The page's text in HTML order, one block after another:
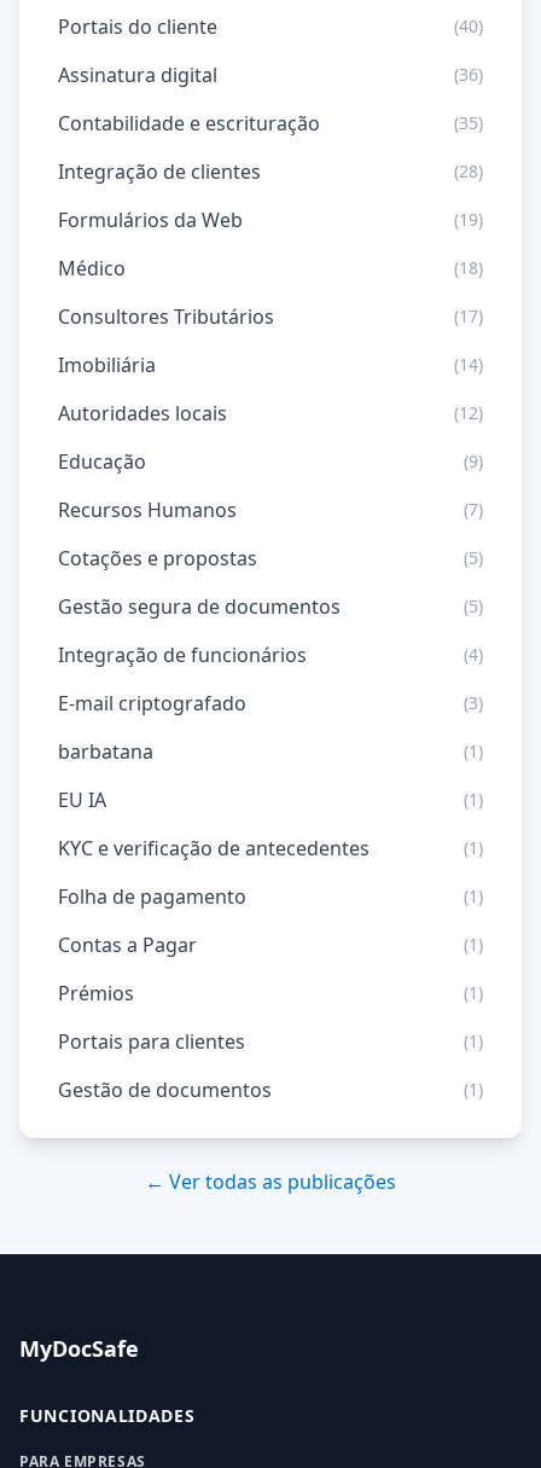
Portais do cliente (40)
Assinatura digital (36)
Contabilidade e escrituração (35)
Integração de clientes (28)
Formulários da Web (19)
Médico (18)
Consultores Tributários (17)
Imobiliária (14)
Autoridades locais (12)
Educação (9)
Recursos Humanos (7)
Cotações e propostas (5)
Gestão segura de documentos (5)
Integração de funcionários (4)
E-mail criptografado (3)
barbatana (1)
EU IA (1)
KYC e verificação de antecedentes (1)
Folha de pagamento (1)
Contas a Pagar (1)
Prémios (1)
Portais para clientes (1)
Gestão de documentos (1)
← Ver todas as publicações
MyDocSafe
FUNCIONALIDADES
PARA EMPRESAS